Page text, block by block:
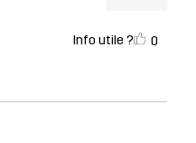
Info utile ? 0